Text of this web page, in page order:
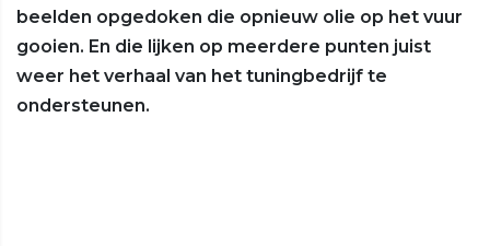
beelden opgedoken die opnieuw olie op het vuur
gooien. En die lijken op meerdere punten juist
weer het verhaal van het tuningbedrijf te
ondersteunen.